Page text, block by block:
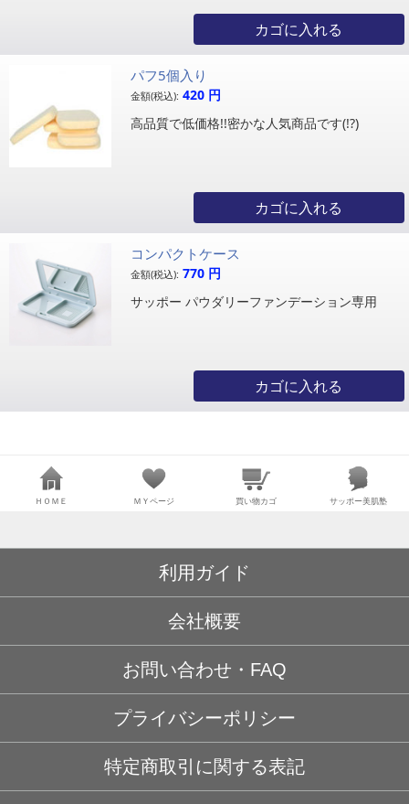
カゴに入れる
パフ5個入り
金額(税込): 420 円
高品質で低価格!!密かな人気商品です(!?)
カゴに入れる
コンパクトケース
金額(税込): 770 円
サッポー パウダリーファンデーション専用
カゴに入れる
ＨＯＭＥ ＭＹページ 買い物カゴ サッポー美肌塾
利用ガイド
会社概要
お問い合わせ・FAQ
プライバシーポリシー
特定商取引に関する表記